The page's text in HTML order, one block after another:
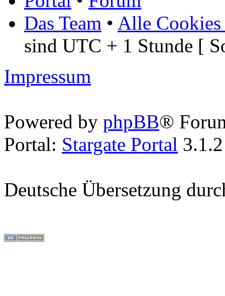
Das Team • Alle Cookies
sind UTC + 1 Stunde [
Impressum
Powered by phpBB®
Portal: Stargate Portal
Deutsche Übersetzung